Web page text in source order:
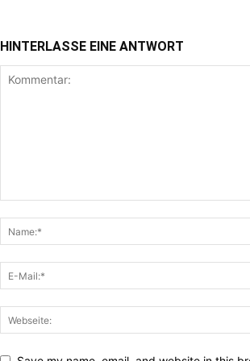
HINTERLASSE EINE ANTWORT